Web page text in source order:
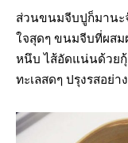
ส่วนขนมจีบปูก็มาน
ใจสุดๆ ขนมจีบที่ผสม
หนึบ ไส้อัดแน่นด้วยกุ้
ทะเลสดๆ ปรุงรสอย่